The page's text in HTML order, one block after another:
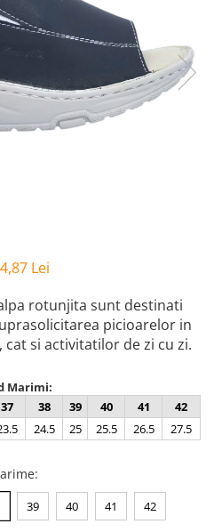
Lei
rotunjita sunt destinati
picioarelor in
si activitatilor de zi cu zi.
Marimi:
37 38 39 40 41
42
24.5 25 25.5 26.5 27.5
:
39 40 41
42